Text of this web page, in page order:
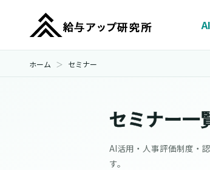
ホーム セミナー
セミナー一
AI活用・人事評価制度・
す。